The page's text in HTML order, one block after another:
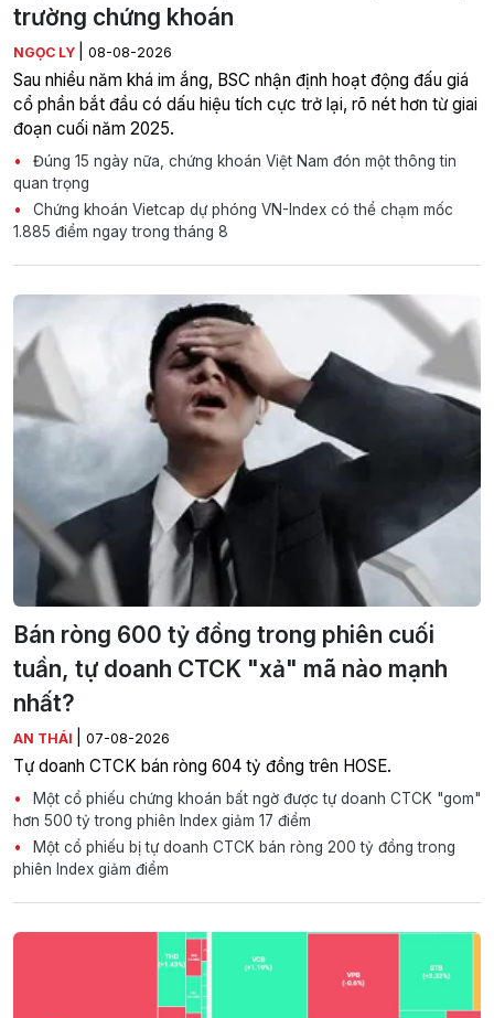
trường chứng khoán
NGỌC LY 08-08-2026
Sau nhiều năm khá im ắng, BSC nhận định hoạt động đấu giá
cổ phần bắt đầu có dấu hiệu tích cực trở lại, rõ nét hơn từ giai
đoạn cuối năm 2025.
Đúng 15 ngày nữa, chứng khoán Việt Nam đón một thông tin
quan trọng
Chứng khoán Vietcap dự phóng VN-Index có thể chạm mốc
1.885 điểm ngay trong tháng 8
Bán ròng 600 tỷ đồng trong phiên cuối
tuần, tự doanh CTCK "xả" mã nào mạnh
nhất?
AN THÁI 07-08-2026
Tự doanh CTCK bán ròng 604 tỷ đồng trên HOSE.
Một cổ phiếu chứng khoán bất ngờ được tự doanh CTCK "gom"
hơn 500 tỷ trong phiên Index giảm 17 điểm
Một cổ phiếu bị tự doanh CTCK bán ròng 200 tỷ đồng trong
phiên Index giảm điểm